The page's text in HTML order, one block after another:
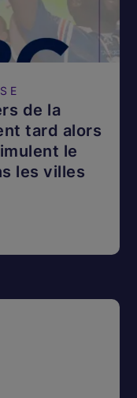
de la
tard alors
le
les villes